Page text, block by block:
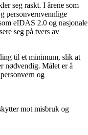
seg raskt. I årene som
personvernvennlige
eIDAS 2.0 og nasjonale
seg på tvers av
til et minimum, slik at
nødvendig. Målet er å
og
mot misbruk og